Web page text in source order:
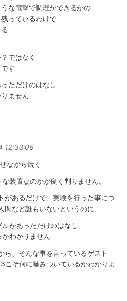
な電撃で調理ができるかの
っているわけで
ではなく
す
ただけのはなし
ません
12:33:06
ながら焼く
装置なのかが良く判りません。
があるだけで、実験を行った事につ
間など誰もいないというのに、
があっただけのはなし
わかりません
ら、そんな事を言っているゲスト
そ何に嚙みついているかわかりま